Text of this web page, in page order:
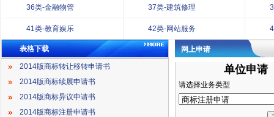
36类-金融物管 37类-建筑修理
41类-教育娱乐 42类-网站服务
表格下载
2014版商标转让移转申请书
2014版商标续展申请书
2014版商标异议申请书
2014版商标注册申请书
网上申请
单位申请
请选择业务类型